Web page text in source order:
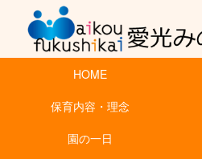
HOME
保育内容・理念
園の一日